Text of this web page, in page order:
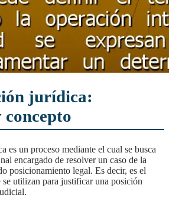
jurídica:
encargado de resolver un caso de la
posicionamiento legal. Es decir, es el
utilizan para justificar una posición